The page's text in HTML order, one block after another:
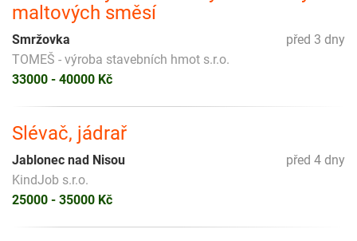
maltových směsí
před 3 dny
Smržovka
TOMEŠ - výroba stavebních hmot s.r.o.
33000 - 40000 Kč
Slévač, jádrař
před 4 dny
Jablonec nad Nisou
KindJob s.r.o.
25000 - 35000 Kč